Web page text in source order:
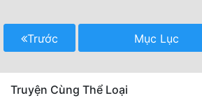
Trước Mục Lục
Truyện Cùng Thể Loại